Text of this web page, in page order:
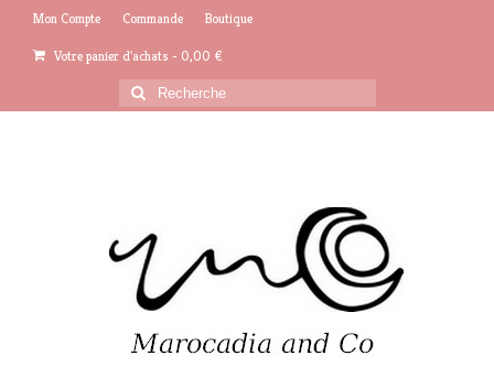
Mon Compte Commande Boutique
Votre panier d'achats - 0,00 €
Rechercher
: